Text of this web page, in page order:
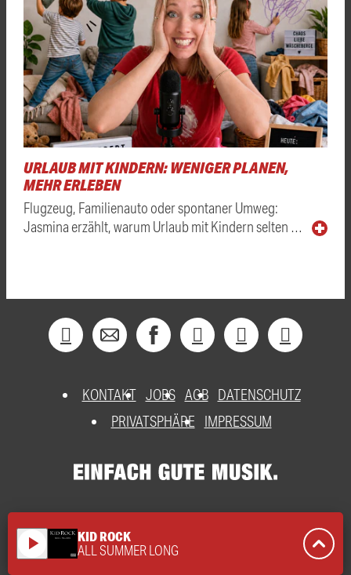
URLAUB MIT KINDERN: WENIGER PLANEN,
MEHR ERLEBEN
Flugzeug, Familienauto oder spontaner Umweg:
Jasmina erzählt, warum Urlaub mit Kindern selten …
KONTAKT JOBS AGB DATENSCHUTZ
PRIVATSPHÄRE
IMPRESSUM
play_arrow KID ROCK
ALL SUMMER LONG